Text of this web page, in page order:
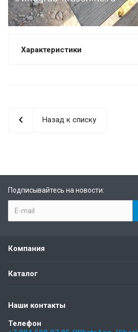
Характеристики
Назад к списку
Подписывайтесь на новости:
Компания
Каталог
Наши контакты
Телефон